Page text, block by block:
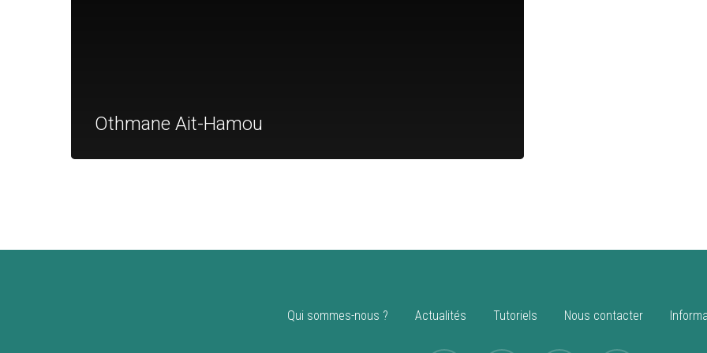
Othmane Ait-Hamou
Qui sommes-nous ? Actualités Tutoriels Nous contacter